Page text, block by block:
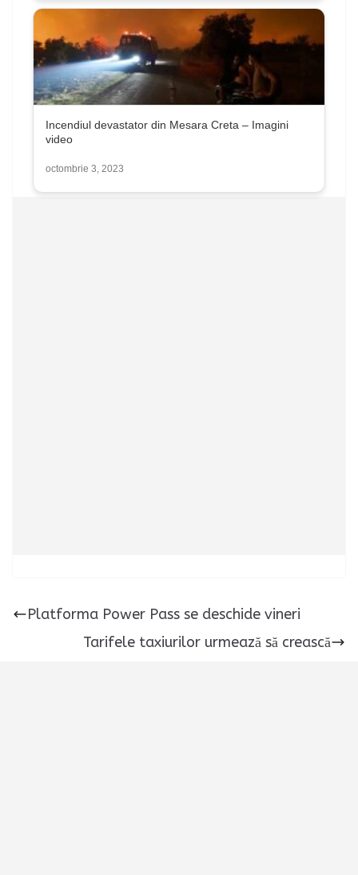
Incendiul devastator din Mesara Creta – Imagini
video
octombrie 3, 2023
Platforma Power Pass se deschide vineri
Tarifele taxiurilor urmează să crească